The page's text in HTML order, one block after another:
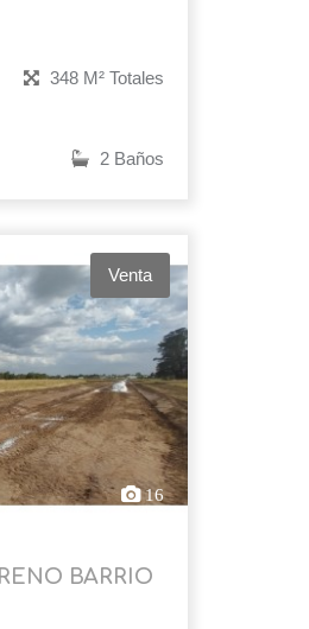
348 M² Totales
2 Baños
Venta
16
BARRIO